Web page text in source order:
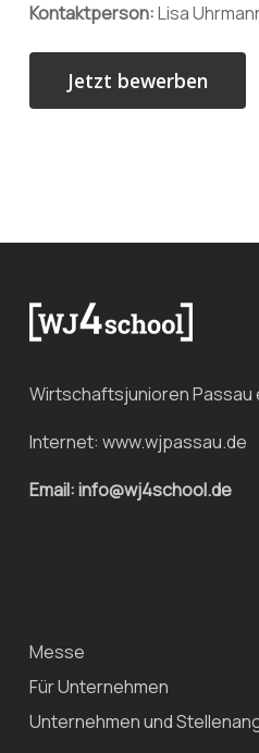
Kontaktperson:Lisa
Wirtschaftsjunioren Passau
Internet: www.wjpassau.de
Email: info@wj4school.de
Messe
Für Unternehmen
Unternehmen und